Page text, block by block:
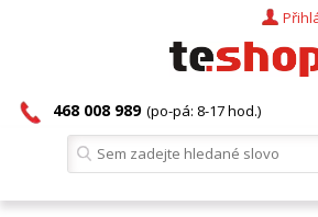
468 008 989 (po-pá: 8-17 hod.)